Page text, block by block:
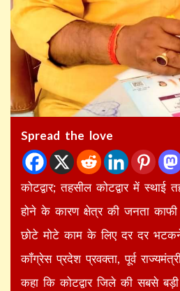
Spread the love
कोटद्वार; तहसील कोटद्वार में स्थाई
होने के कारण क्षेत्र की जनता
छोटे मोटे काम के लिए दर दर
कॉंग्रेस प्रदेश प्रवक्ता, पूर्व
कहा कि कोटद्वार जिले की सबसे